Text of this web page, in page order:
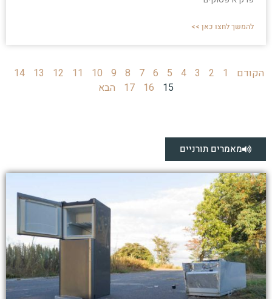
להמשך לחצו כאן >>
הקודם 1
2
3
4
5
6
7
8
9
10
11
12
13
14
15
16
17 הבא
מאמרים תורניים